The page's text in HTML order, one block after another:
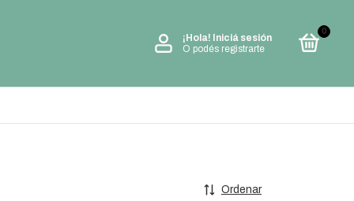
¡Hola! Iniciá sesión
O podés registrarte
0
Ordenar